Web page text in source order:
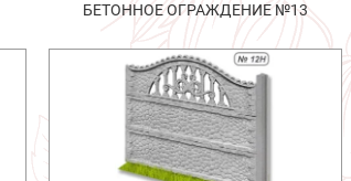
БЕТОННОЕ ОГРАЖДЕНИЕ №13